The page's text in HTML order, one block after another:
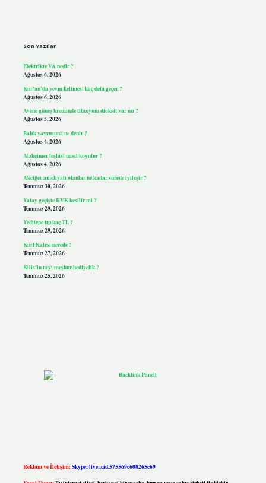
Son Yazılar
Elektrikte VA nedir ?
Ağustos 6, 2026
Kur’an’da yevm kelimesi kaç defa geçer ?
Ağustos 6, 2026
Avène güneş kreminde titanyum dioksit var mı ?
Ağustos 5, 2026
Balık yavrusuna ne denir ?
Ağustos 4, 2026
Alzheimer teşhisi nasıl koyulur ?
Ağustos 4, 2026
Akciğer ameliyatı olanlar ne kadar sürede iyileşir ?
Temmuz 30, 2026
Yatay geçişte KYK kesilir mi ?
Temmuz 29, 2026
Yeditepe tıp kaç TL ?
Temmuz 29, 2026
Kurt Kalesi nerede ?
Temmuz 27, 2026
Kilis’in neyi meşhur hediyelik ?
Temmuz 25, 2026
Reklam ve İletişim:Skype: live:.cid.575569c608265c69